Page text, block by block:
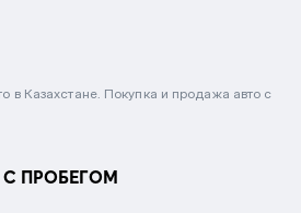
в Казахстане. Покупка и продажа авто с
ПРОБЕГОМ